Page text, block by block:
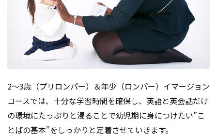
2～3歳（プリロンパー）＆年少（ロンパー）イマージョン
コースでは、十分な学習時間を確保し、英語と英会話だけ
の環境にたっぷりと浸ることで幼児期に身につけたい”こ
とばの基本”をしっかりと定着させていきます。